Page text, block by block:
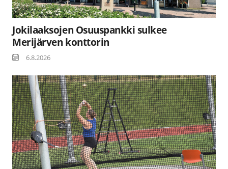
Jokilaaksojen Osuuspankki sulkee
Merijärven konttorin
6.8.2026